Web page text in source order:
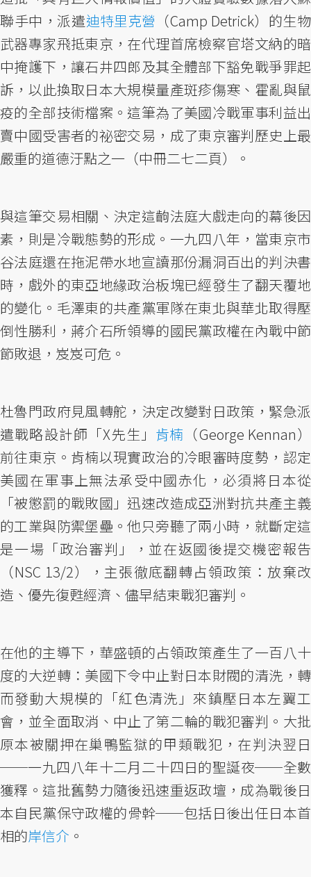
聯手中，派遣迪特里克營 （Camp Detrick）的生物
武器專家飛抵東京，在代理首席檢察官塔文納的暗
中掩護下，讓石井四郎及其全體部下豁免戰爭罪起
訴，以此換取日本大規模量產斑疹傷寒、霍亂與鼠
疫的全部技術檔案。這筆為了美國冷戰軍事利益出
賣中國受害者的祕密交易，成了東京審判歷史上最
嚴重的道德汙點之一（中冊二七二頁）。
與這筆交易相關、決定這齣法庭大戲走向的幕後因
素，則是冷戰態勢的形成。一九四八年，當東京市
谷法庭還在拖泥帶水地宣讀那份漏洞百出的判決書
時，戲外的東亞地緣政治板塊已經發生了翻天覆地
的變化。毛澤東的共產黨軍隊在東北與華北取得壓
倒性勝利，蔣介石所領導的國民黨政權在內戰中節
節敗退，岌岌可危。
杜魯門政府見風轉舵，決定改變對日政策，緊急派
遣戰略設計師「X先生」 肯楠 （George Kennan）
前往東京。肯楠以現實政治的冷眼審時度勢，認定
美國在軍事上無法承受中國赤化，必須將日本從
「被懲罰的戰敗國」迅速改造成亞洲對抗共產主義
的工業與防禦堡壘。他只旁聽了兩小時，就斷定這
是一場「政治審判」，並在返國後提交機密報告
（NSC 13/2），主張徹底翻轉占領政策：放棄改
造、優先復甦經濟、儘早結束戰犯審判。
在他的主導下，華盛頓的占領政策產生了一百八十
度的大逆轉：美國下令中止對日本財閥的清洗，轉
而發動大規模的「紅色清洗」來鎮壓日本左翼工
會，並全面取消、中止了第二輪的戰犯審判。大批
原本被關押在巢鴨監獄的甲類戰犯，在判決翌日
──一九四八年十二月二十四日的聖誕夜──全數
獲釋。這批舊勢力隨後迅速重返政壇，成為戰後日
本自民黨保守政權的骨幹──包括日後出任日本首
相的岸信介 。